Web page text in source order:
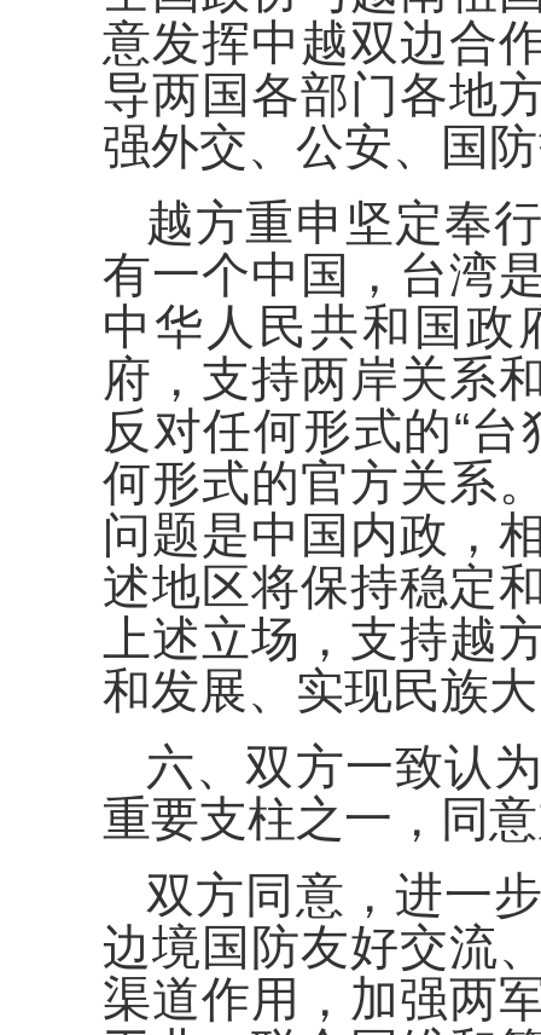
意发挥中越双边合
导两国各部门各地
强外交、公安、国
越方重申坚定奉
有一个中国，台湾
中华人民共和国政
府，支持两岸关系
反对任何形式的“
何形式的官方关系
问题是中国内政，
述地区将保持稳定
上述立场，支持越
和发展、实现民族
六、双方一致认
重要支柱之一，同
双方同意，进一
边境国防友好交流
渠道作用，加强两